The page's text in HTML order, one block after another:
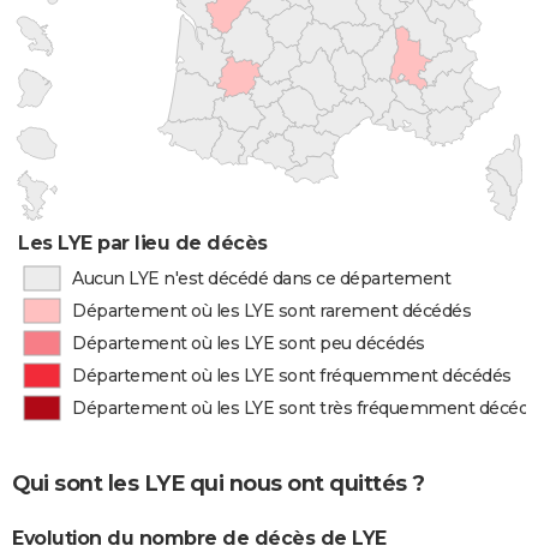
Les LYE par lieu de décès
Aucun LYE n'est décédé dans ce département
Département où les LYE sont rarement décédés
Département où les LYE sont peu décédés
Département où les LYE sont fréquemment décédés
Département où les LYE sont très fréquemment
Qui sont les LYE qui nous ont quittés ?
Evolution du nombre de décès de LYE